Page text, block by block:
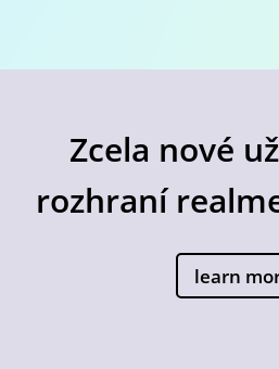
Zcela nové
rozhraní
learn